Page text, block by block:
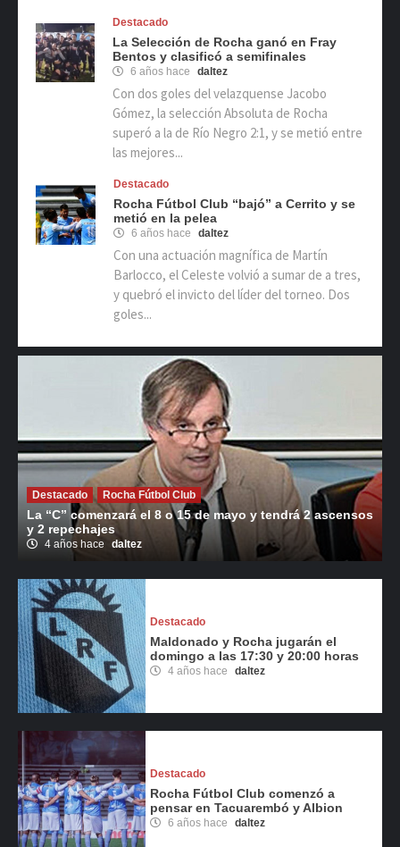
Destacado
La Selección de Rocha ganó en Fray
Bentos y clasificó a semifinales
6 años hace daltez
Con dos goles del velazquense Jacobo
Gómez, la selección Absoluta de Rocha
superó a la de Río Negro 2:1, y se metió entre
las mejores...
Destacado
Rocha Fútbol Club “bajó” a Cerrito y se
metió en la pelea
6 años hace daltez
Con una actuación magnífica de Martín
Barlocco, el Celeste volvió a sumar de a tres,
y quebró el invicto del líder del torneo. Dos
goles...
Destacado Rocha Fútbol Club
La “C” comenzará el 8 o 15 de mayo y tendrá 2 ascensos
y 2 repechajes
4 años hace daltez
Destacado
Maldonado y Rocha jugarán el
domingo a las 17:30 y 20:00 horas
4 años hace daltez
Destacado
Rocha Fútbol Club comenzó a
pensar en Tacuarembó y Albion
6 años hace daltez